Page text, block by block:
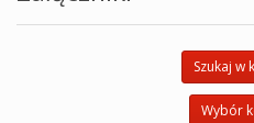
Szukaj w
Wybór